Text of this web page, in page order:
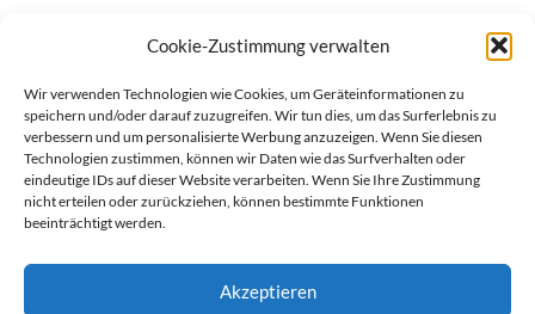
Cookie-Zustimmung verwalten
Wir verwenden Technologien wie Cookies, um Geräteinformationen zu
speichern und/oder darauf zuzugreifen. Wir tun dies, um das Surferlebnis zu
verbessern und um personalisierte Werbung anzuzeigen. Wenn Sie diesen
Technologien zustimmen, können wir Daten wie das Surfverhalten oder
eindeutige IDs auf dieser Website verarbeiten. Wenn Sie Ihre Zustimmung
nicht erteilen oder zurückziehen, können bestimmte Funktionen
beeinträchtigt werden.
Akzeptieren